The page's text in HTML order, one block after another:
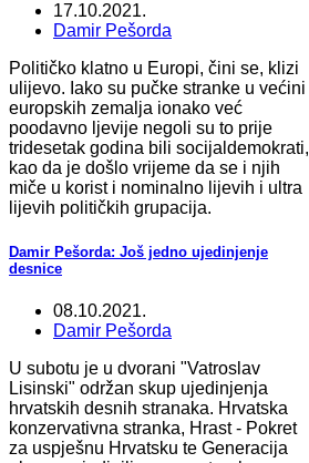
17.10.2021.
Damir Pešorda
Političko klatno u Europi, čini se, klizi
ulijevo. Iako su pučke stranke u većini
europskih zemalja ionako već
poodavno ljevije negoli su to prije
tridesetak godina bili socijaldemokrati,
kao da je došlo vrijeme da se i njih
miče u korist i nominalno lijevih i ultra
lijevih političkih grupacija.
Damir Pešorda: Još jedno ujedinjenje
desnice
08.10.2021.
Damir Pešorda
U subotu je u dvorani "Vatroslav
Lisinski" održan skup ujedinjenja
hrvatskih desnih stranaka. Hrvatska
konzervativna stranka, Hrast - Pokret
za uspješnu Hrvatsku te Generacija